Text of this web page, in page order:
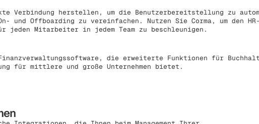
Verbindung herstellen, um die Benutzerbereitstellung zu
Offboarding zu vereinfachen. Nutzen Sie Corma, um den
jeden Mitarbeiter in jedem Team zu beschleunigen.
die erweiterte Funktionen für
für mittlere und große Unternehmen bietet.